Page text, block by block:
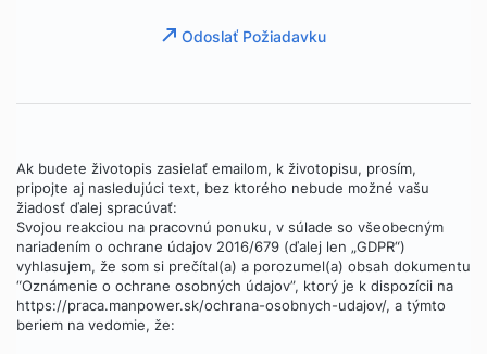
Odoslať Požiadavku
Ak budete životopis zasielať emailom, k životopisu, prosím,
pripojte aj nasledujúci text, bez ktorého nebude možné vašu
žiadosť ďalej spracúvať:
Svojou reakciou na pracovnú ponuku, v súlade so všeobecným
nariadením o ochrane údajov 2016/679 (ďalej len „GDPR“)
vyhlasujem, že som si prečítal(a) a porozumel(a) obsah dokumentu
“Oznámenie o ochrane osobných údajov”, ktorý je k dispozícii na
https://praca.manpower.sk/ochrana-osobnych-udajov/, a týmto
beriem na vedomie, že: